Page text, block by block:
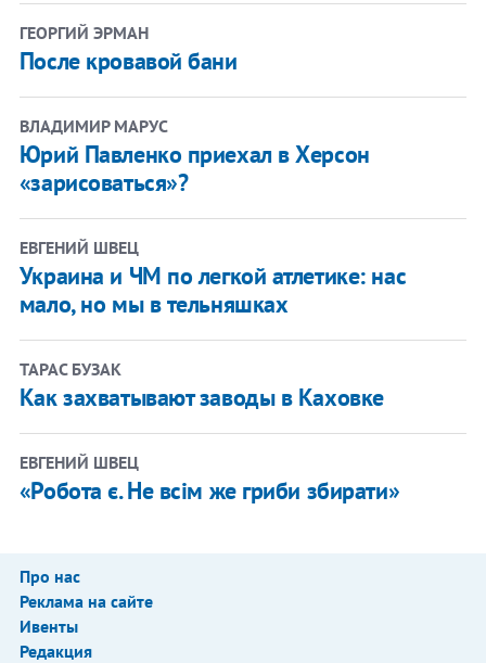
ГЕОРГИЙ ЭРМАН
После кровавой бани
ВЛАДИМИР МАРУС
Юрий Павленко приехал в Херсон
«зарисоваться»?
ЕВГЕНИЙ ШВЕЦ
Украина и ЧМ по легкой атлетике: нас
мало, но мы в тельняшках
ТАРАС БУЗАК
Как захватывают заводы в Каховке
ЕВГЕНИЙ ШВЕЦ
«Робота є. Не всім же гриби збирати»
Про нас
Реклама на сайте
Ивенты
Редакция